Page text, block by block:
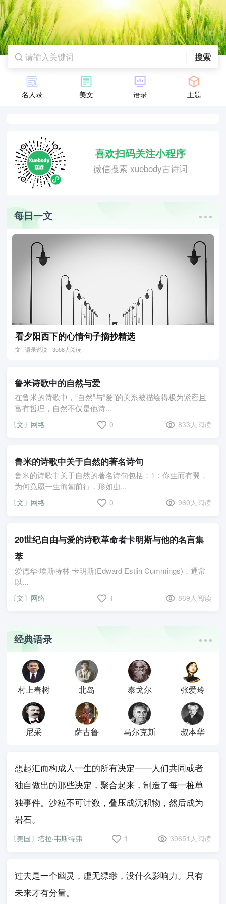
搜索
名人录 美文 语录 主题
喜欢扫码关注小程序
微信搜索 xuebody古诗词
每日一文
看夕阳西下的心情句子摘抄精选
文 . 语录说说 3558人阅读
鲁米诗歌中的自然与爱
在鲁米的诗歌中，“自然”与“爱”的关系被描绘得极为紧密且
富有哲理，自然不仅是他诗...
〔文〕网络 0 833人阅读
鲁米的诗歌中关于自然的著名诗句
鲁米的诗歌中关于自然的著名诗句包括：1：你生而有翼，
为何竟愿一生匍匐前行，形如虫...
〔文〕网络 0 960人阅读
20世纪自由与爱的诗歌革命者卡明斯与他的名言集
萃
爱德华·埃斯特林·卡明斯(Edward Estlin Cummings)，通常
以...
〔文〕网络 1 869人阅读
经典语录
村上春树 北岛 泰戈尔 张爱玲
尼采 萨古鲁 马尔克斯 叔本华
想起汇而构成人一生的所有决定——人们共同或者
独自做出的那些决定，聚合起来，制造了每一桩单
独事件。沙粒不可计数，叠压成沉积物，然后成为
岩石。
〔美国〕塔拉·韦斯特弗 1 39651人阅读
过去是一个幽灵，虚无缥缈，没什么影响力。只有
未来才有分量。